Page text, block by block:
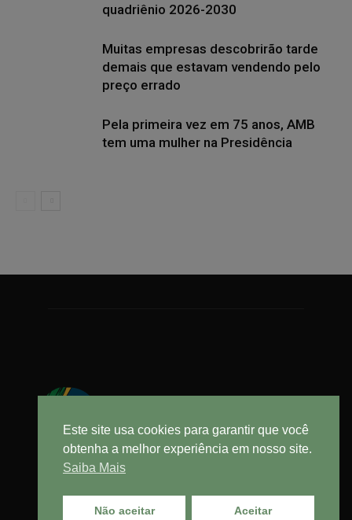
quadriênio 2026-2030
Muitas empresas descobrirão tarde
demais que estavam vendendo pelo
preço errado
Pela primeira vez em 75 anos, AMB
tem uma mulher na Presidência
Este site usa cookies para garantir que você
obtenha a melhor experiência em nosso site.
Saiba Mais
Não aceitar Aceitar